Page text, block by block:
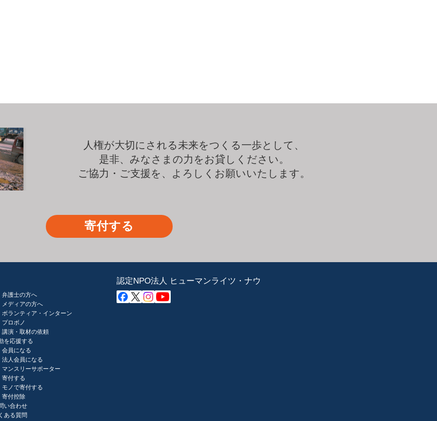
人権が大切にされる未来をつくる一歩として、
是非、みなさまの力をお貸しください。
ご協力・ご支援を、よろしくお願いいたします。
寄付する
弁護士の方へ
メディアの方へ
ボランティア・インターン
プロボノ
講演・取材の依頼
を応援する
会員になる
法人会員になる
マンスリーサポーター
寄付する
モノで寄付する
寄付控除
い合わせ
ある質問
認定NPO法人 ヒューマンライツ・ナウ